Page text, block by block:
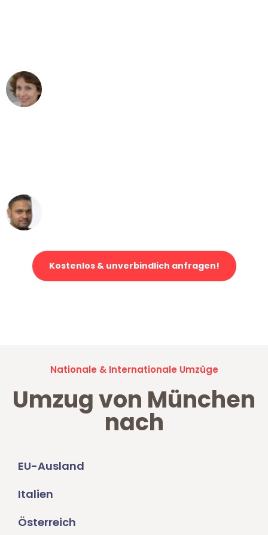
Kostenlos & unverbindlich anfragen!
Nationale & Internationale Umzüge
Umzug von München
nach
EU-Ausland
Italien
Österreich